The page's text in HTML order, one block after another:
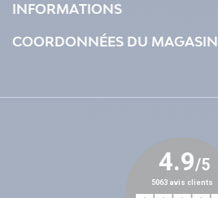
INFORMATIONS
COORDONNÉES DU MAGASIN